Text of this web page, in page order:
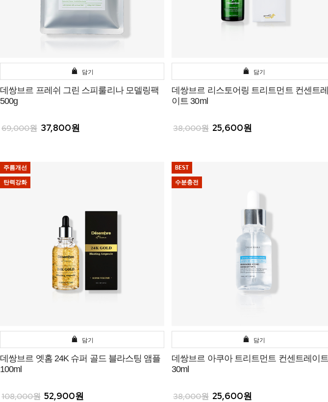
담기
데쌍브르 프레쉬 그린 스피룰리나 모델링팩
500g
69,000원 37,800원
담기
데쌍브르 리스토어링 트리트먼트 컨센트레
이트 30ml
38,000원 25,600원
주름개선
탄력강화
담기
데쌍브르 엣홈 24K 슈퍼 골드 블라스팅 앰플
100ml
108,000원 52,900원
BEST
수분충전
담기
데쌍브르 아쿠아 트리트먼트 컨센트레이트
30ml
38,000원 25,600원